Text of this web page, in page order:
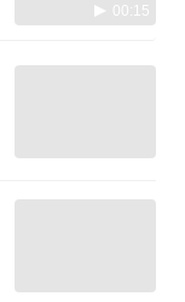
00:15